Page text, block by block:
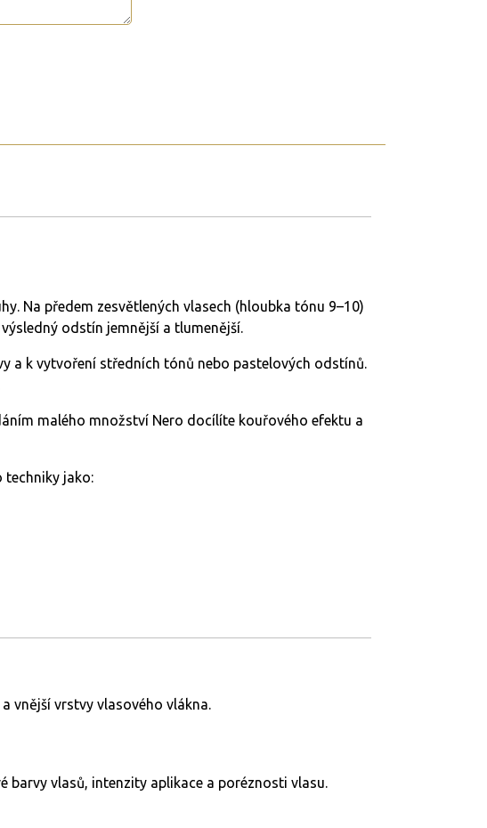
Na předem zesvětlených vlasech (hloubka tónu 9–10)
odstín jemnější a tlumenější.
a k vytvoření středních tónů nebo pastelových odstínů.
malého množství Nero docílíte kouřového efektu a
techniky jako:
vnější vrstvy vlasového vlákna.
barvy vlasů, intenzity aplikace a poréznosti vlasu.